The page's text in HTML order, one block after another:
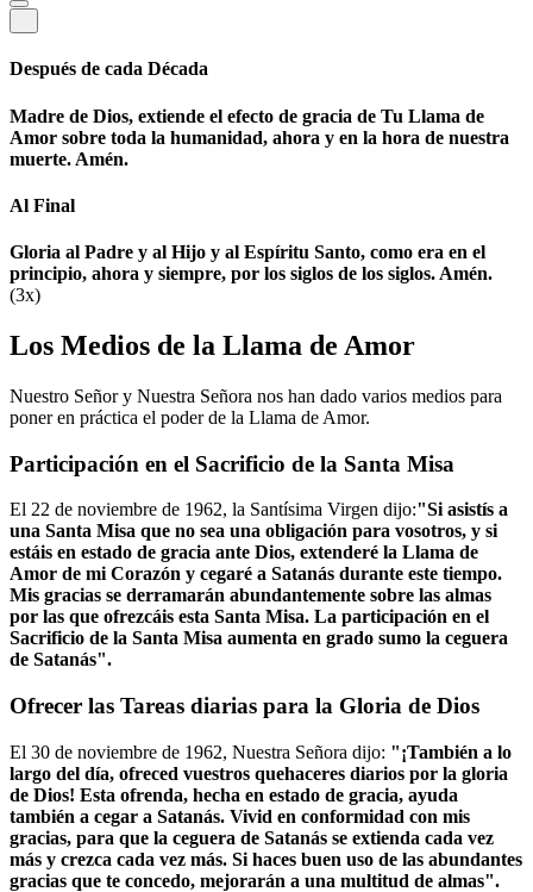
Después de cada Década
Madre de Dios, extiende el efecto de gracia de Tu Llama de
Amor sobre toda la humanidad, ahora y en la hora de nuestra
muerte. Amén.
Al Final
Gloria al Padre y al Hijo y al Espíritu Santo, como era en el
principio, ahora y siempre, por los siglos de los siglos. Amén.
(3x)
Los Medios de la Llama de Amor
Nuestro Señor y Nuestra Señora nos han dado varios medios para
poner en práctica el poder de la Llama de Amor.
Participación en el Sacrificio de la Santa Misa
El 22 de noviembre de 1962, la Santísima Virgen dijo:"Si asistís a
una Santa Misa que no sea una obligación para vosotros, y si
estáis en estado de gracia ante Dios, extenderé la Llama de
Amor de mi Corazón y cegaré a Satanás durante este tiempo.
Mis gracias se derramarán abundantemente sobre las almas
por las que ofrezcáis esta Santa Misa. La participación en el
Sacrificio de la Santa Misa aumenta en grado sumo la ceguera
de Satanás".
Ofrecer las Tareas diarias para la Gloria de Dios
El 30 de noviembre de 1962, Nuestra Señora dijo: "¡También a lo
largo del día, ofreced vuestros quehaceres diarios por la gloria
de Dios! Esta ofrenda, hecha en estado de gracia, ayuda
también a cegar a Satanás. Vivid en conformidad con mis
gracias, para que la ceguera de Satanás se extienda cada vez
más y crezca cada vez más. Si haces buen uso de las abundantes
gracias que te concedo, mejorarán a una multitud de almas".